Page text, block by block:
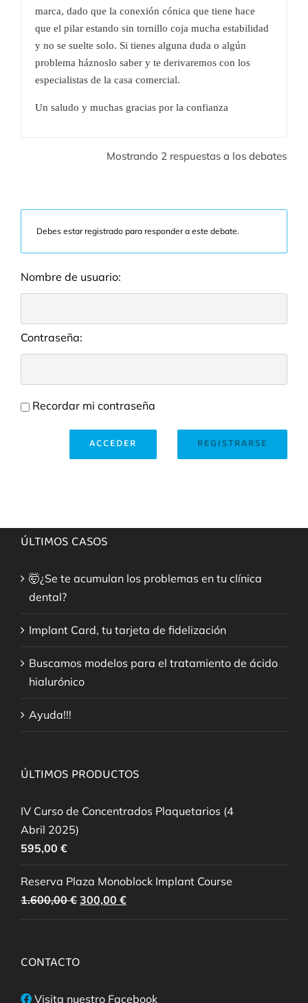
marca, dado que la conexión cónica que tiene hace
que el pilar estando sin tornillo coja mucha estabilidad
y no se suelte solo. Si tienes alguna duda o algún
problema háznoslo saber y te derivaremos con los
especialistas de la casa comercial.
Un saludo y muchas gracias por la confianza
Mostrando 2 respuestas a los debates
Debes estar registrado para responder a este debate.
Nombre de usuario:
Contraseña:
Recordar mi contraseña
REGISTRARSE
ACCEDER
ÚLTIMOS CASOS
🤯¿Se te acumulan los problemas en tu clínica
dental?
Implant Card, tu tarjeta de fidelización
Buscamos modelos para el tratamiento de ácido
hialurónico
Ayuda!!!
ÚLTIMOS PRODUCTOS
IV Curso de Concentrados Plaquetarios (4
Abril 2025)
595,00 €
Reserva Plaza Monoblock Implant Course
1.600,00€ El
precio
300,00 €El
precio
CONTACTO
Visita nuestro Facebook